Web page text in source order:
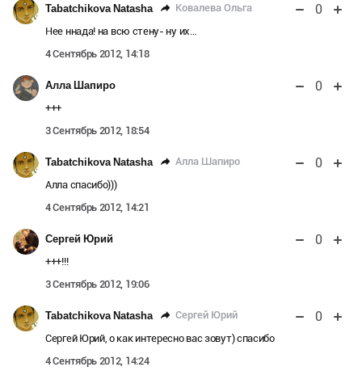
Tabatchikova Natasha Ковалева Ольга 0
Нее ннада! на всю стену- ну их…
4 Сентябрь 2012, 14:18
Алла Шапиро 0
+++
3 Сентябрь 2012, 18:54
Tabatchikova Natasha Алла Шапиро 0
Алла спасибо)))
4 Сентябрь 2012, 14:21
Сергей Юрий 0
+++!!!
3 Сентябрь 2012, 19:06
Tabatchikova Natasha Сергей Юрий 0
Сергей Юрий, о как интересно вас зовут) спасибо
4 Сентябрь 2012, 14:24